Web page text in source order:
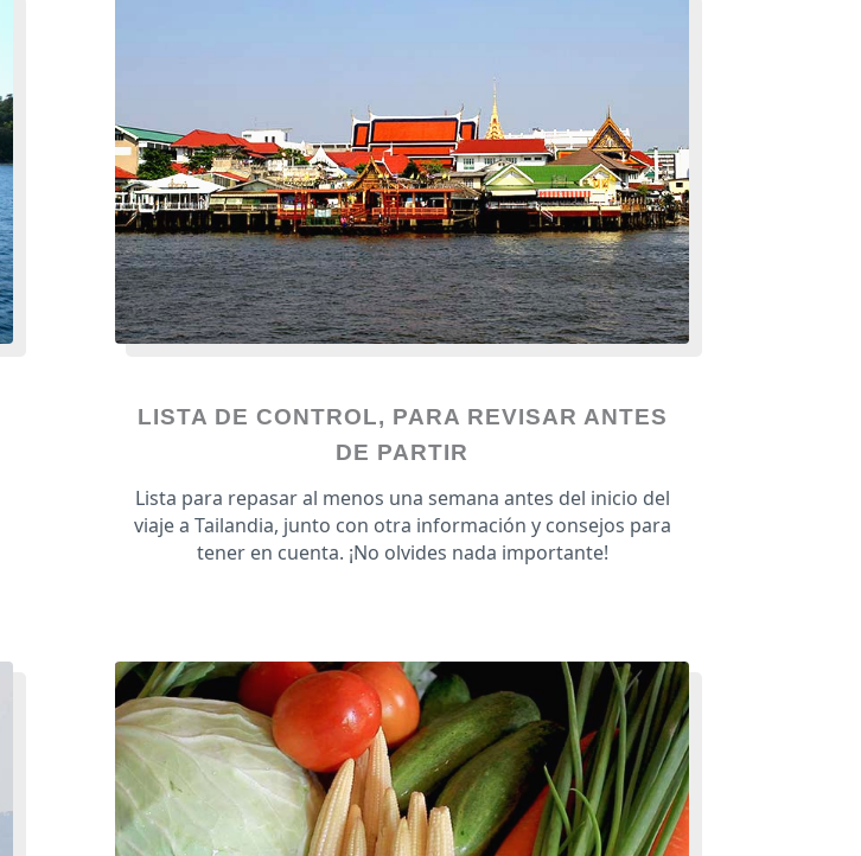
LISTA DE CONTROL, PARA REVISAR ANTES
DE PARTIR
Lista para repasar al menos una semana antes del inicio del
viaje a Tailandia, junto con otra información y consejos para
tener en cuenta. ¡No olvides nada importante!